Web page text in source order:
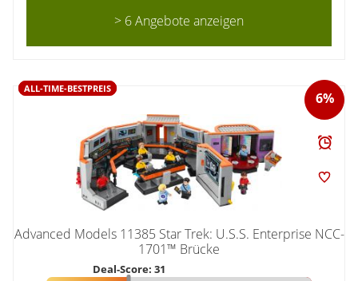
> 6 Angebote anzeigen
6%
ALL-TIME-BESTPREIS
Advanced Models 11385 Star Trek: U.S.S. Enterprise NCC-
1701™ Brücke
Deal-Score: 31